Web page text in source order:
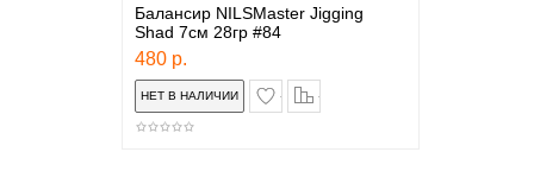
Балансир NILSMaster Jigging
Shad 7см 28гр #84
480 р.
в закладки